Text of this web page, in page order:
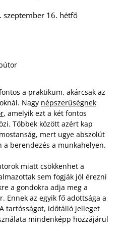
szeptember 16. hétfő
a praktikum, akárcsak az
Nagy népszerűségnek
, amelyik ezt a két fontos
Többek között azért kap
mert ugye abszolút
berendezés a munkahelyen.
miatt csökkenhet a
sem fogják jól érezni
a gondokra adja meg a
Ennek az egyik fő adottsága a
tartósságot, időtálló jelleget
mindenképp hozzájárul